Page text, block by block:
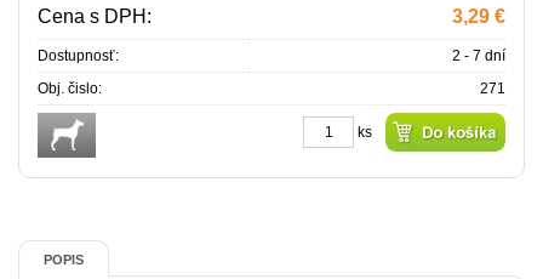
Cena s DPH: 3,29 €
Dostupnosť:
2 - 7 dní
Obj. čislo:
271
ks
POPIS